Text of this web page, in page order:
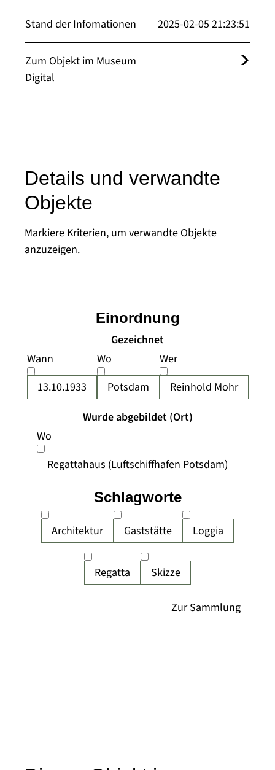
Stand der Infomationen 2025-02-05 21:23:51
Zum Objekt im Museum
Digital
Details und verwandte
Objekte
Markiere Kriterien, um verwandte Objekte
anzuzeigen.
Gezeichnet
Wann
13.10.1933
Wo
Potsdam
Wer
Reinhold Mohr
Wurde abgebildet (Ort)
Wo
Regattahaus (Luftschiffhafen Potsdam)
Architektur Gaststätte Loggia
Regatta Skizze
Einordnung
Schlagworte